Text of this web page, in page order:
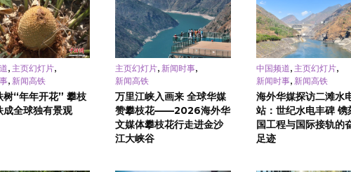
, 主页幻灯片,
, 新闻高铁
树“年年开花” 攀枝
成全球独有景观
主页幻灯片, 新闻时事,
新闻高铁
万里江峡入画来 全球华媒
赞攀枝花——2026海外华
文媒体攀枝花行走进金沙
江大峡谷
中国频道, 主页幻灯片,
新闻时事, 新闻高铁
海外华媒探访二滩水
站：世纪水电丰碑 镌
国工程与国际接轨的
足迹